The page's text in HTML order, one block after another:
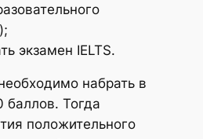
экзамен IELTS.
набрать в
баллов. Тогда
положительного